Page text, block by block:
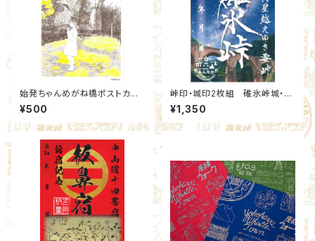
始発ちゃんめがね橋ポストカー
ド ステッカー付
¥500
峠印・城印2枚組 碓氷峠城・碓
氷峠 2026夏限定(7,8)：北群馬
甲冑工房【群雄印】×安中市観光
機構
¥1,350